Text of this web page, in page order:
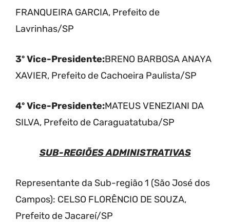
FRANQUEIRA GARCIA, Prefeito de
Lavrinhas/SP
3º Vice-Presidente:BRENO BARBOSA ANAYA
XAVIER, Prefeito de Cachoeira Paulista/SP
4º Vice-Presidente:MATEUS VENEZIANI DA
SILVA, Prefeito de Caraguatatuba/SP
SUB-REGIÕES ADMINISTRATIVAS
Representante da Sub-região 1 (São José dos
Campos): CELSO FLORÊNCIO DE SOUZA,
Prefeito de Jacareí/SP